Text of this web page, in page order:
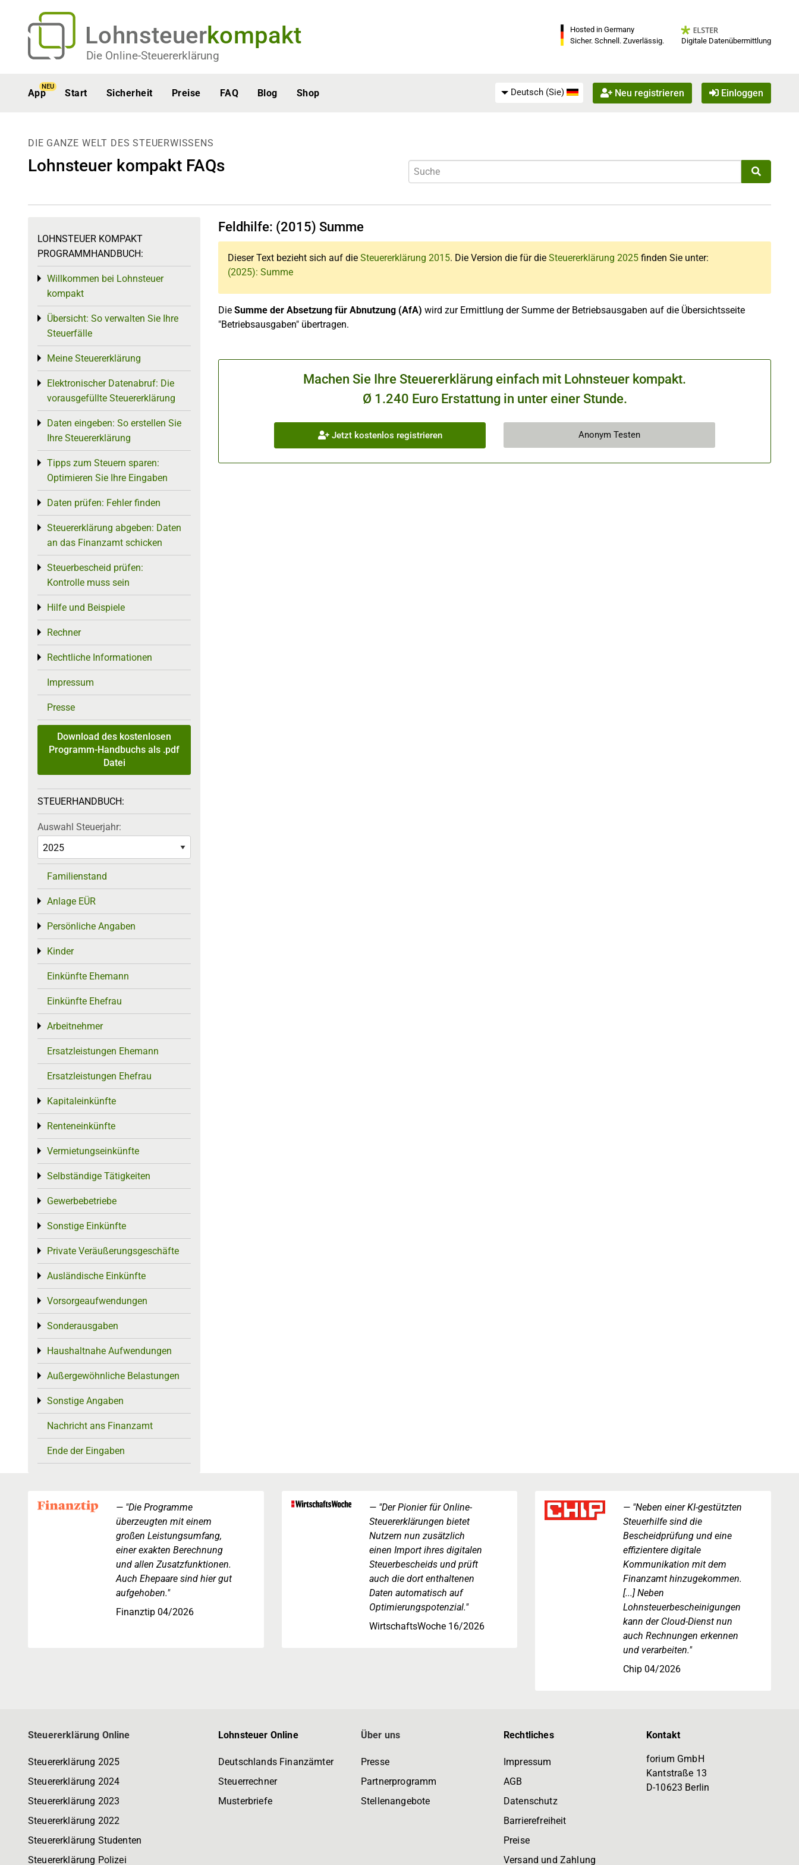
Lohnsteuerkompakt
Die Online-Steuererklärung
Hosted in Germany
Sicher. Schnell. Zuverlässig.
Digitale Datenübermittlung
App
NEU
Start Sicherheit Preise FAQ Blog Shop Deutsch (Sie) Neu registrieren Einloggen
DIE GANZE WELT DES STEUERWISSENS
Lohnsteuer kompakt FAQs
Feldhilfe: (2015) Summe
Dieser Text bezieht sich auf die Steuererklärung 2015. Die Version die für die Steuererklärung 2025 finden Sie unter:
(2025): Summe
Die Summe der Absetzung für Abnutzung (AfA) wird zur Ermittlung der Summe der Betriebsausgaben auf die Übersichtsseite
"Betriebsausgaben" übertragen.
Machen Sie Ihre Steuererklärung einfach mit Lohnsteuer kompakt.
Ø 1.240 Euro Erstattung in unter einer Stunde.
Jetzt kostenlos registrieren Anonym Testen
LOHNSTEUER KOMPAKT
PROGRAMMHANDBUCH:
Willkommen bei Lohnsteuer
kompakt
Toggle menu
Übersicht: So verwalten Sie Ihre
Steuerfälle
Toggle menu
Meine Steuererklärung
Toggle menu
Elektronischer Datenabruf: Die
vorausgefüllte Steuererklärung
Toggle menu
Daten eingeben: So erstellen Sie
Ihre Steuererklärung
Toggle menu
Tipps zum Steuern sparen:
Optimieren Sie Ihre Eingaben
Toggle menu
Daten prüfen: Fehler finden
Toggle menu
Steuererklärung abgeben: Daten
an das Finanzamt schicken
Toggle menu
Steuerbescheid prüfen:
Kontrolle muss sein
Toggle menu
Hilfe und Beispiele
Toggle menu
Rechner
Toggle menu
Rechtliche Informationen
Toggle menu
Impressum
Presse
Download des kostenlosen
Programm-Handbuchs als .pdf
Datei
STEUERHANDBUCH:
Auswahl Steuerjahr:
Familienstand
Anlage EÜR
Toggle menu
Persönliche Angaben
Toggle menu
Kinder
Toggle menu
Einkünfte Ehemann
Einkünfte Ehefrau
Arbeitnehmer
Toggle menu
Ersatzleistungen Ehemann
Ersatzleistungen Ehefrau
Kapitaleinkünfte
Toggle menu
Renteneinkünfte
Toggle menu
Vermietungseinkünfte
Toggle menu
Selbständige Tätigkeiten
Toggle menu
Gewerbebetriebe
Toggle menu
Sonstige Einkünfte
Toggle menu
Private Veräußerungsgeschäfte
Toggle menu
Ausländische Einkünfte
Toggle menu
Vorsorgeaufwendungen
Toggle menu
Sonderausgaben
Toggle menu
Haushaltnahe Aufwendungen
Toggle menu
Außergewöhnliche Belastungen
Toggle menu
Sonstige Angaben
Toggle menu
Nachricht ans Finanzamt
Ende der Eingaben
"Die Programme
überzeugten mit einem
großen Leistungsumfang,
einer exakten Berechnung
und allen Zusatzfunktionen.
Auch Ehepaare sind hier gut
aufgehoben."
Finanztip 04/2026
"Der Pionier für Online-
Steuererklärungen bietet
Nutzern nun zusätzlich
einen Import ihres digitalen
Steuerbescheids und prüft
auch die dort enthaltenen
Daten automatisch auf
Optimierungspotenzial."
WirtschaftsWoche 16/2026
"Neben einer KI-gestützten
Steuerhilfe sind die
Bescheidprüfung und eine
effizientere digitale
Kommunikation mit dem
Finanzamt hinzugekommen.
[...] Neben
Lohnsteuerbescheinigungen
kann der Cloud-Dienst nun
auch Rechnungen erkennen
und verarbeiten."
Chip 04/2026
Steuererklärung Online
Steuererklärung 2025
Steuererklärung 2024
Steuererklärung 2023
Steuererklärung 2022
Steuererklärung Studenten
Steuererklärung Polizei
Lohnsteuer Online
Deutschlands Finanzämter
Steuerrechner
Musterbriefe
Über uns
Presse
Partnerprogramm
Stellenangebote
Rechtliches
Impressum
AGB
Datenschutz
Barrierefreiheit
Preise
Versand und Zahlung
Kontakt
forium GmbH
Kantstraße 13
D-10623 Berlin